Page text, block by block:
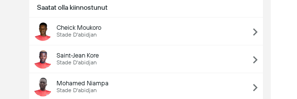
Saatat olla kiinnostunut
Cheick Moukoro
Stade D'abidjan
Saint-Jean Kore
Stade D'abidjan
Mohamed Niampa
Stade D'abidjan